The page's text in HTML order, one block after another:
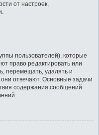
от настроек,
пользователей), которые
право редактировать или
перемещать, удалять и
отвечают. Основные задачи
содержания сообщений